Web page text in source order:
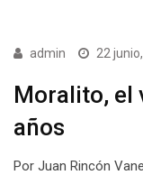
admin 22
Moralito, el
años
Por Juan Rincón